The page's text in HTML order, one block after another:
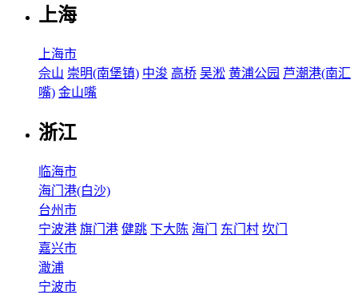
上海
上海市
佘山 崇明(南堡镇) 中浚 高桥 吴淞 黄浦公园 芦潮港(南汇
嘴) 金山嘴
浙江
临海市
海门港(白沙)
台州市
宁波港 旗门港 健跳 下大陈 海门 东门村 坎门
嘉兴市
澉浦
宁波市